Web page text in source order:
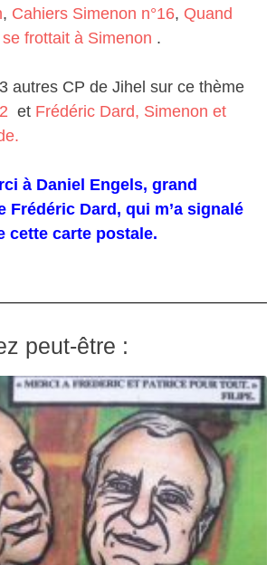
, Cahiers Simenon n°16, Quand
frottait à Simenon .
autres CP de Jihel sur ce thème
2et Frédéric Dard, Simenon et
à Daniel Engels, grand
Frédéric Dard, qui m’a signalé
cette carte postale.
peut-être :